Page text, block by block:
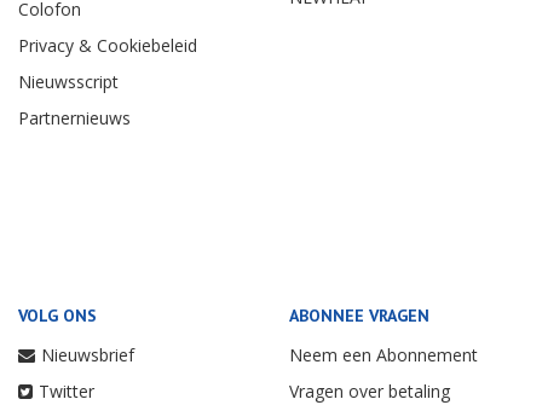
Colofon
Privacy & Cookiebeleid
Nieuwsscript
Partnernieuws
VOLG ONS
Nieuwsbrief
Twitter
ABONNEE VRAGEN
Neem een Abonnement
Vragen over betaling